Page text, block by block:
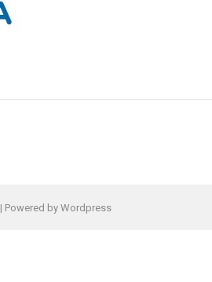
| Powered by Wordpress